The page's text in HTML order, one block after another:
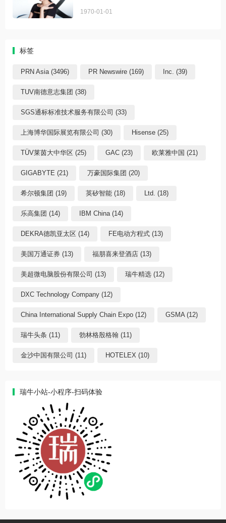
1970-01-01
标签
PRN Asia (3496) PR Newswire (169) Inc. (39)
TUV南德意志集团 (38)
SGS通标标准技术服务有限公司 (33)
上海博华国际展览有限公司 (30) Hisense (25)
TÜV莱茵大中华区 (25) GAC (23) 欧莱雅中国 (21)
GIGABYTE (21) 万豪国际集团 (20)
希尔顿集团 (19) 英矽智能 (18) Ltd. (18)
乐高集团 (14) IBM China (14)
DEKRA德凯亚太区 (14) FE电动方程式 (13)
美国万通证券 (13) 福朋喜来登酒店 (13)
美超微电脑股份有限公司 (13) 瑞牛精选 (12)
DXC Technology Company (12)
China International Supply Chain Expo (12) GSMA (12)
瑞牛头条 (11) 勃林格殷格翰 (11)
金沙中国有限公司 (11) HOTELEX (10)
瑞牛小站-小程序-扫码体验